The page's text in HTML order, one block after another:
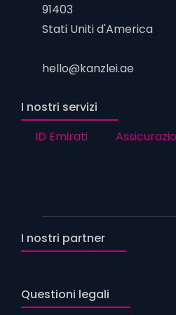
91403
Stati Uniti d'America
hello@kanzlei.ae
I nostri servizi
ID Emirati
I nostri partner
Questioni legali